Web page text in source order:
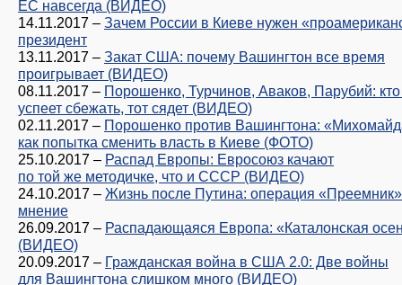
ЕС навсегда (ВИДЕО)
14.11.2017 – Зачем России в Киеве нужен
президент
13.11.2017 – Закат США: почему Вашингтон все время
проигрывает (ВИДЕО)
08.11.2017 – Порошенко, Турчинов, Аваков, Парубий:
успеет сбежать, тот сядет (ВИДЕО)
02.11.2017 – Порошенко против Вашингтона:
как попытка сменить власть в Киеве (ФОТО)
25.10.2017 – Распад Европы: Евросоюз качают
по той же методичке, что и СССР (ВИДЕО)
24.10.2017 – Жизнь после Путина: операция
мнение
26.09.2017 – Распадающаяся Европа: «Каталонская
(ВИДЕО)
20.09.2017 – Гражданская война в США 2.0: Две войны
для Вашингтона слишком много (ВИДЕО)